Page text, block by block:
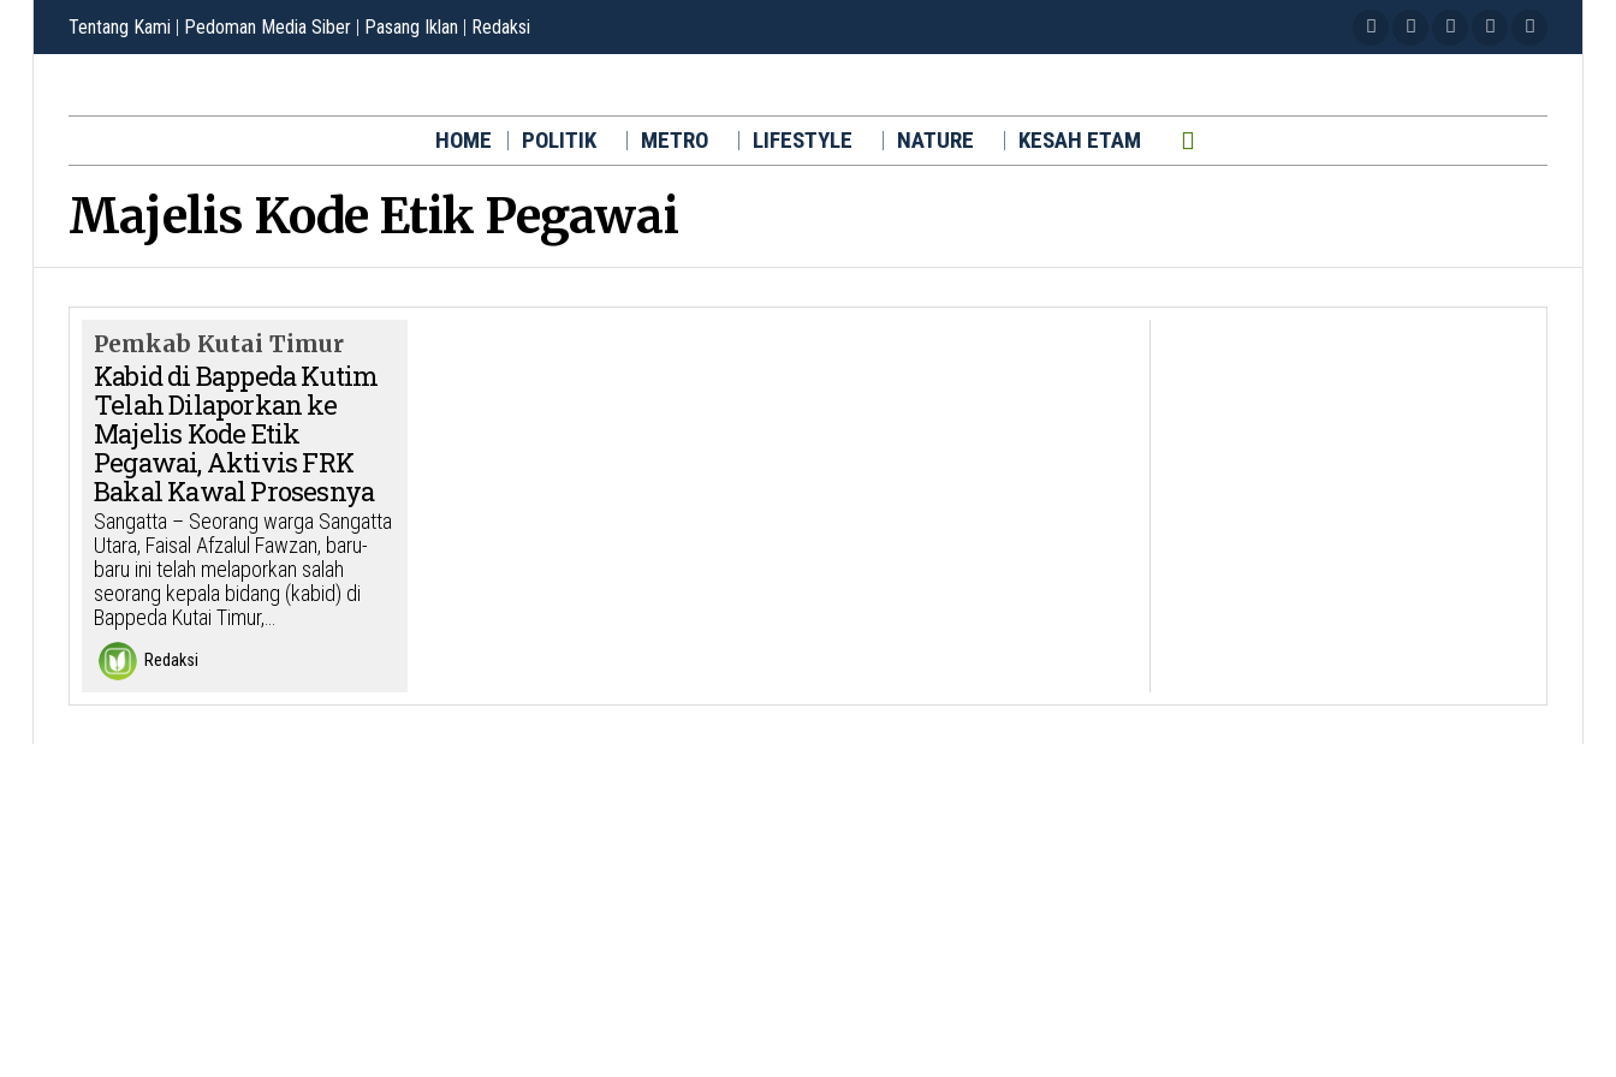
Tentang Kami | Pedoman Media Siber | Pasang Iklan | Redaksi
HOME POLITIK METRO LIFESTYLE NATURE KESAH ETAM
Majelis Kode Etik Pegawai
Pemkab Kutai Timur
Kabid di Bappeda Kutim
Telah Dilaporkan ke
Majelis Kode Etik
Pegawai, Aktivis FRK
Bakal Kawal Prosesnya
Sangatta – Seorang warga Sangatta
Utara, Faisal Afzalul Fawzan, baru-
baru ini telah melaporkan salah
seorang kepala bidang (kabid) di
Bappeda Kutai Timur,…
Redaksi